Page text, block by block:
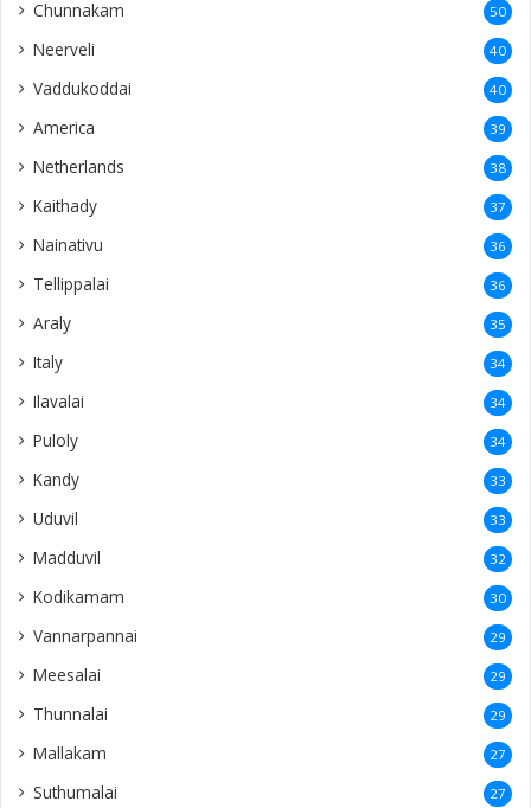
Puloly 34
Kandy 33
Uduvil 33
Madduvil 32
Kodikamam 30
Vannarpannai 29
Meesalai 29
Thunnalai 29
Mallakam 27
Suthumalai 27
Alvai 27
Sankanai 26
Karampon 26
Kantharmadam 26
Kalviankadu 25
Avarangal 25
Singapore 23
Nuwaraeliya 23
Pandatharippu 22
Sandilipay 22
Wellawatte 22